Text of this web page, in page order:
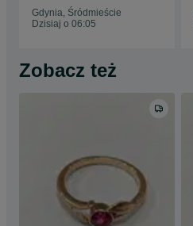
Gdynia, Śródmieście
Dzisiaj o 06:05
Zobacz też